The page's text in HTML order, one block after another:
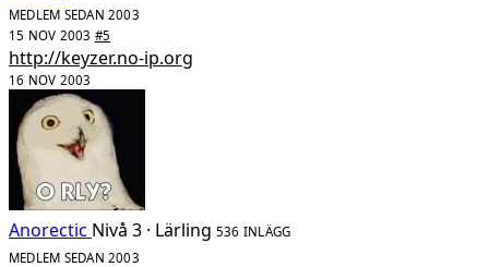
MEDLEM SEDAN 2003
15 NOV 2003 #5
http://keyzer.no-ip.org
16 NOV 2003
Anorectic Nivå 3 · Lärling 536 INLÄGG
MEDLEM SEDAN 2003